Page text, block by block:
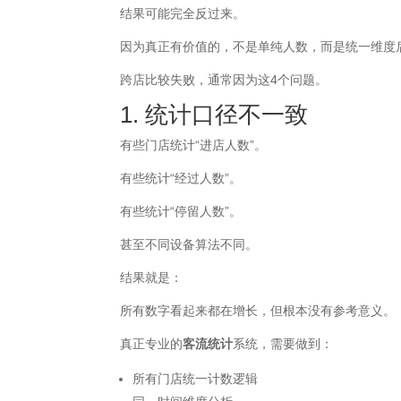
结果可能完全反过来。
因为真正有价值的，不是单纯人数，而是统一维度
跨店比较失败，通常因为这4个问题。
1. 统计口径不一致
有些门店统计“进店人数”。
有些统计“经过人数”。
有些统计“停留人数”。
甚至不同设备算法不同。
结果就是：
所有数字看起来都在增长，但根本没有参考意义。
真正专业的客流统计系统，需要做到：
所有门店统一计数逻辑